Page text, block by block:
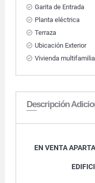
Garita de Entrada
Planta eléctrica
Terraza
Ubicación Exterior
Vivienda
Descripción
EN VENTA